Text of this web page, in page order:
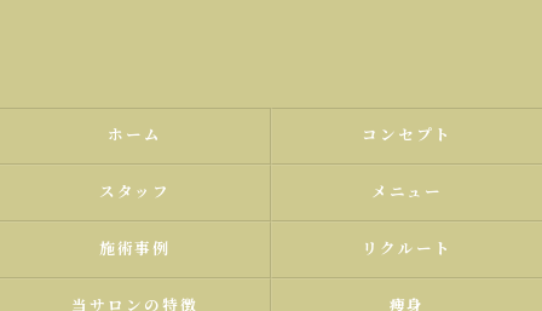
ホーム コンセプト
スタッフ メニュー
施術事例 リクルート
当サロンの特徴 痩身